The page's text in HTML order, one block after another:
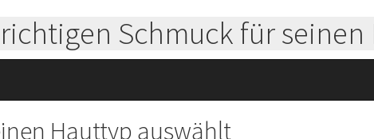
Schmuck für
Hauttyp auswählt